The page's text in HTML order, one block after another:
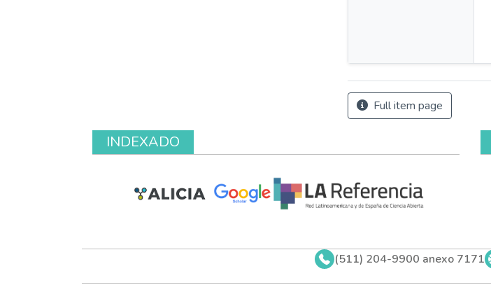
Full item page
INDEXADO
(511) 204-9900 anexo 7171